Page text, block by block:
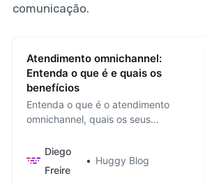
comunicação.
Atendimento omnichannel:
Entenda o que é e quais os
benefícios
Entenda o que é o atendimento
omnichannel, quais os seus
implantado em sua empresa.
Diego
Freire
Huggy Blog